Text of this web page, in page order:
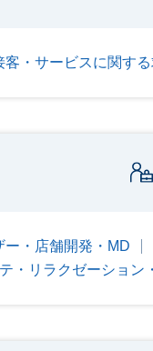
客・サービスに関す
ー・店舗開発・MD
・リラクゼーション